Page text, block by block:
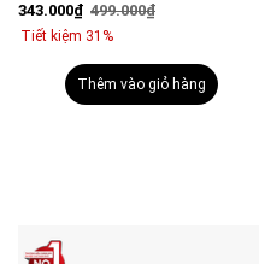
với SPF 50+ PA++++
343.000₫ 499.000₫
Tiết kiệm 31%
Thêm vào giỏ hàng